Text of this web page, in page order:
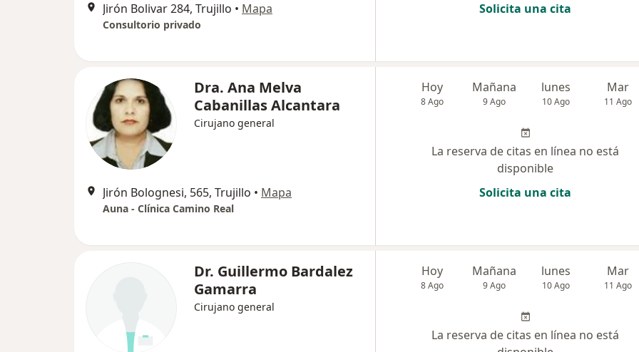
Jirón Bolivar 284, Trujillo • Mapa
Consultorio privado
Solicita una cita
Dra. Ana Melva
Cabanillas Alcantara
Cirujano general
Jirón Bolognesi, 565, Trujillo • Mapa
Auna - Clínica Camino Real
Hoy
8 Ago
Mañana
9 Ago
lunes
10 Ago
Mar
11 Ago
La reserva de citas en línea no está
disponible
Solicita una cita
Dr. Guillermo Bardalez
Gamarra
Cirujano general
Hoy
8 Ago
Mañana
9 Ago
lunes
10 Ago
Mar
11 Ago
La reserva de citas en línea no está